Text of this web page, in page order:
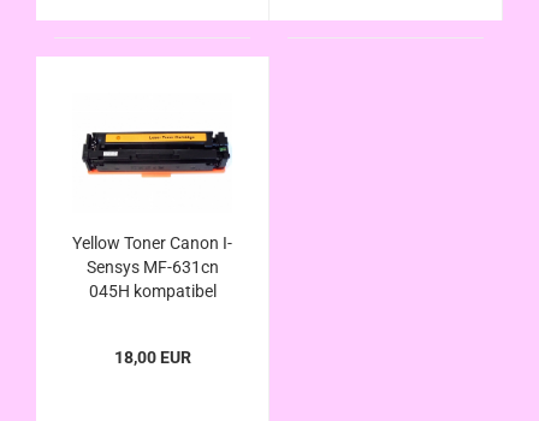
Yellow Toner Canon I-
Sensys MF-631cn
045H kompatibel
18,00 EUR